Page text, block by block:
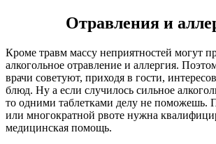
Отравления и
Кроме травм массу неприятностей могут
алкогольное отравление и аллергия.
врачи советуют, приходя в гости,
блюд. Ну а если случилось сильное
то одними таблетками делу не поможешь.
или многократной рвоте нужна
медицинская помощь.